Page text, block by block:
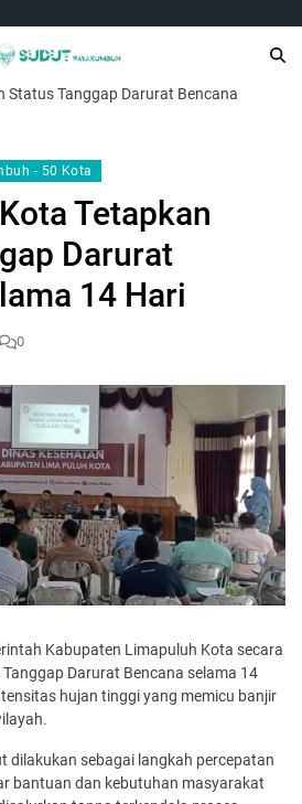
Status Tanggap Darurat Bencana
- 50 Kota
Tetapkan
Darurat
14 Hari
0
Kabupaten Limapuluh Kota secara
Darurat Bencana selama 14
hujan tinggi yang memicu banjir
dilakukan sebagai langkah percepatan
bantuan dan kebutuhan masyarakat